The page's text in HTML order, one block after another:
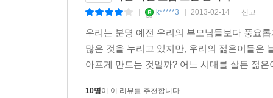
쓰고 있지도 못하고
미치지 못하고 있는지도 모르지만,
10년 후 20년 후 그보다 더 후의 내가
지금의 나에서, 지금의 기준으로, 더 후진 사람이
k*****3 2013-02-14 신고
우리는 분명 예전 우리의 부모님들보다 풍요
많은 것을 누리고 있지만, 우리의 젊은이들은
아프게 만드는 것일까? 어느 시대를 살든 젊
10명이 이 리뷰를 추천합니다.